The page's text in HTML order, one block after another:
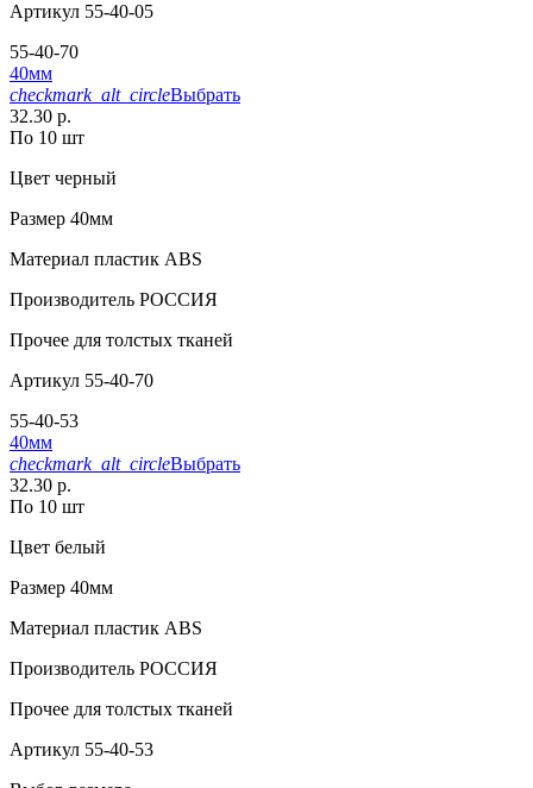
Артикул 55-40-05
55-40-70
40мм
checkmark_alt_circleВыбрать
32.30 р.
По 10 шт
Цвет черный
Размер 40мм
Материал пластик АВS
Производитель РОССИЯ
Прочее для толстых тканей
Артикул 55-40-70
55-40-53
40мм
checkmark_alt_circleВыбрать
32.30 р.
По 10 шт
Цвет белый
Размер 40мм
Материал пластик АВS
Производитель РОССИЯ
Прочее для толстых тканей
Артикул 55-40-53